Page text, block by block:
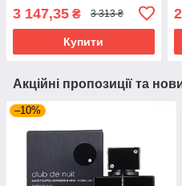
3 147,35 ₴ 3 313 ₴
Купити
Акційні пропозиції та
–10%